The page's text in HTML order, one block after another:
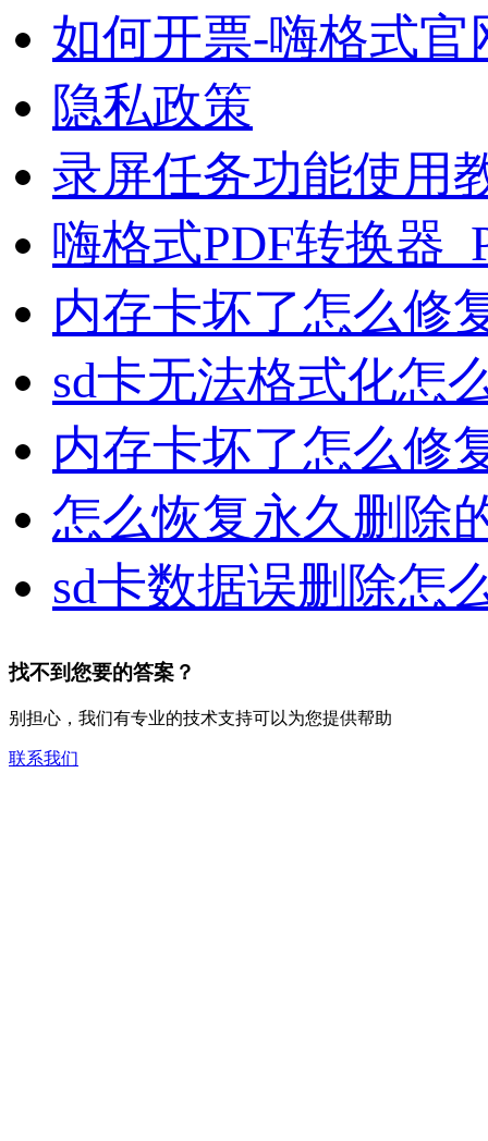
如何开票-嗨格式官
隐私政策
录屏任务功能使用
嗨格式PDF转换器
内存卡坏了怎么修
sd卡无法格式化怎
内存卡坏了怎么修
怎么恢复永久删除
sd卡数据误删除怎
找不到您要的答案？
别担心，我们有专业的技术支持可以为您提供帮助
联系我们